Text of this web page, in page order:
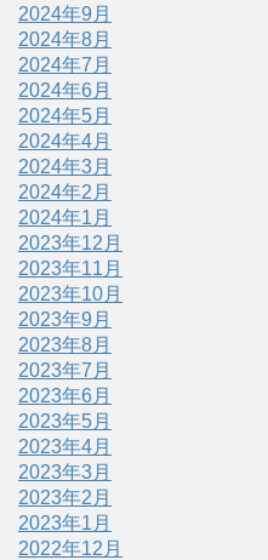
2024年9月
2024年8月
2024年7月
2024年6月
2024年5月
2024年4月
2024年3月
2024年2月
2024年1月
2023年12月
2023年11月
2023年10月
2023年9月
2023年8月
2023年7月
2023年6月
2023年5月
2023年4月
2023年3月
2023年2月
2023年1月
2022年12月